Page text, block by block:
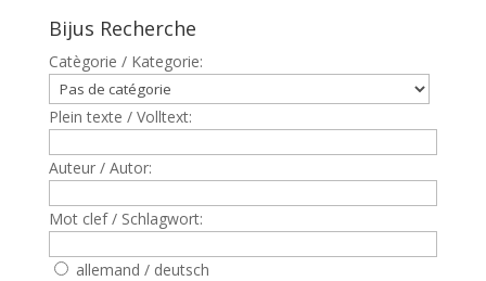
Bijus Recherche
Catègorie / Kategorie:
Plein texte / Volltext:
Auteur / Autor:
Mot clef / Schlagwort:
allemand / deutsch